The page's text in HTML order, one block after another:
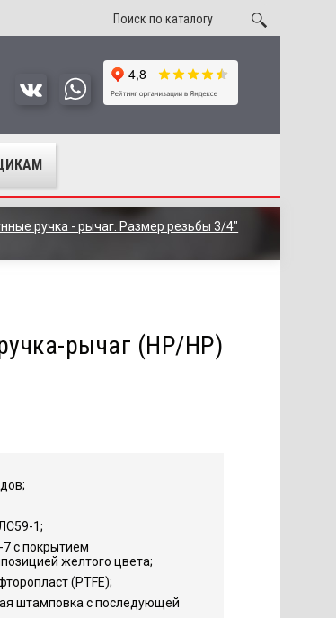
ручка - рычаг. Размер резьбы 3/4"
рычаг (НР/НР)
1;
с покрытием
желтого цвета;
(PTFE);
штамповка с последующей